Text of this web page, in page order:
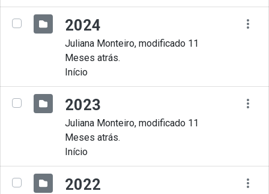
2024
Juliana Monteiro, modificado 11
Meses atrás.
Início
2023
Juliana Monteiro, modificado 11
Meses atrás.
Início
2022